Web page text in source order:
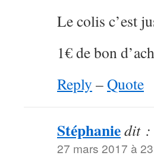
Le colis c’est
1€ de bon
Reply –Quote
Stéphaniedit :
27 mars 2017 à